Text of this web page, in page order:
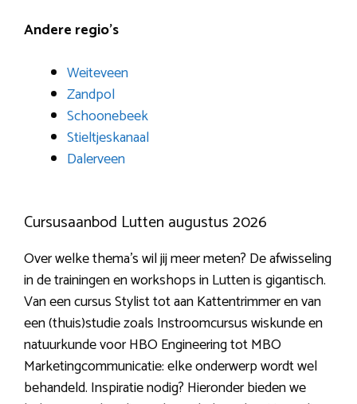
Andere regio’s
Weiteveen
Zandpol
Schoonebeek
Stieltjeskanaal
Dalerveen
Cursusaanbod Lutten augustus 2026
Over welke thema’s wil jij meer meten? De afwisseling
in de trainingen en workshops in Lutten is gigantisch.
Van een cursus Stylist tot aan Kattentrimmer en van
een (thuis)studie zoals Instroomcursus wiskunde en
natuurkunde voor HBO Engineering tot MBO
Marketingcommunicatie: elke onderwerp wordt wel
behandeld. Inspiratie nodig? Hieronder bieden we